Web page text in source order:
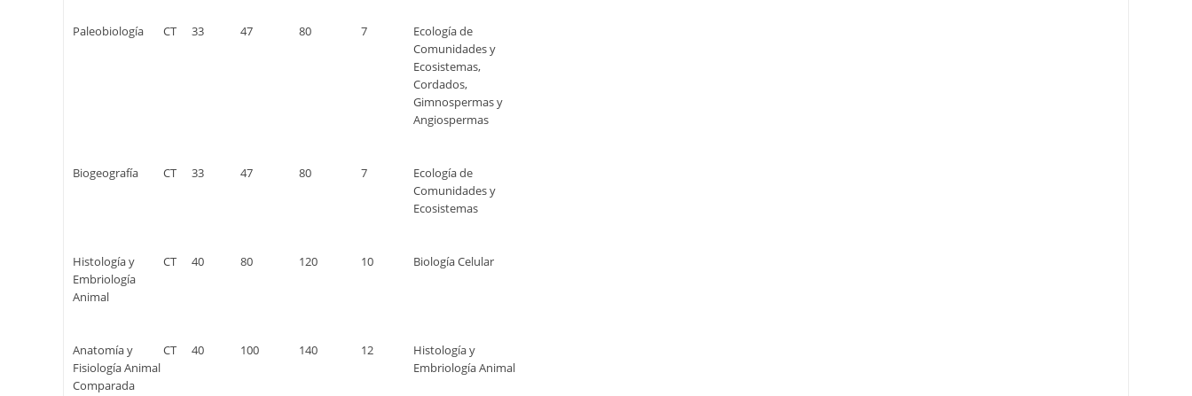
Paleobiología CT 33 47 80 7
Ecología de
Comunidades y
Ecosistemas,
Cordados,
Gimnospermas y
Angiospermas
Biogeografía CT 33 47 80 7
Ecología de
Comunidades y
Ecosistemas
Histología y
Embriología
Animal
CT 40 80 120 10 Biología Celular
Anatomía y
Fisiología Animal
Comparada
CT 40 100 140 12
Histología y
Embriología Animal